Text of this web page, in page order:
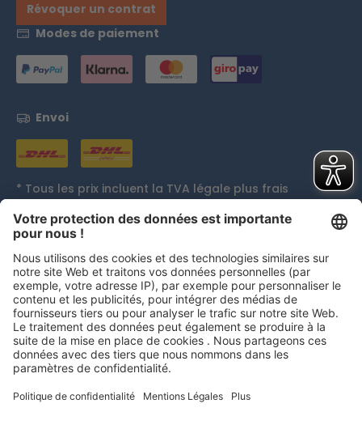
Révoquer un contrat
Modes de paiement
Envoi
* Tous les prix incluent la TVA légale plus frais
remboursement, sauf indication contraire.
Distinctions